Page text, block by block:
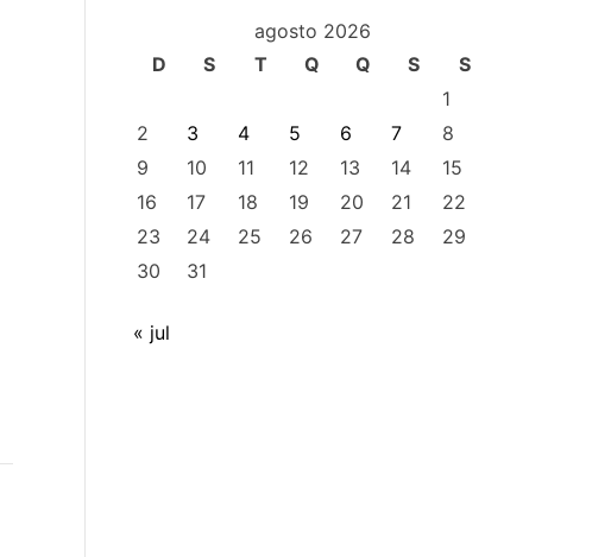
agosto 2026
D
S T Q Q S
S
1
2
3 4 5 6 7
8
9
10 11 12 13 14
15
16
17 18 19 20 21
22
23
24 25 26 27 28
29
30
31
« jul